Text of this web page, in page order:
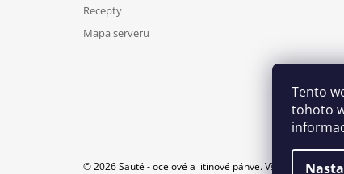
Tento
tohoto
Recepty
Mapa serveru
© 2026 Sauté - ocelové a litinové pánve. Všechna práva